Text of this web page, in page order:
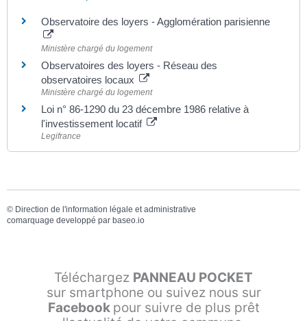
Observatoire des loyers - Agglomération parisienne
Ministère chargé du logement
Observatoires des loyers - Réseau des
observatoires locaux
Ministère chargé du logement
Loi n° 86-1290 du 23 décembre 1986 relative à
l'investissement locatif
Legifrance
© Direction de l'information légale et administrative
comarquage developpé par baseo.io
Téléchargez PANNEAU POCKET
sur smartphone ou suivez nous sur
Facebook pour suivre de plus prêt